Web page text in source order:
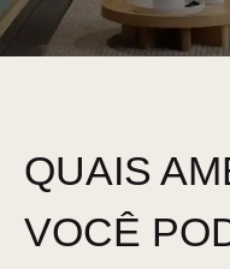
QUAIS
VOCÊ